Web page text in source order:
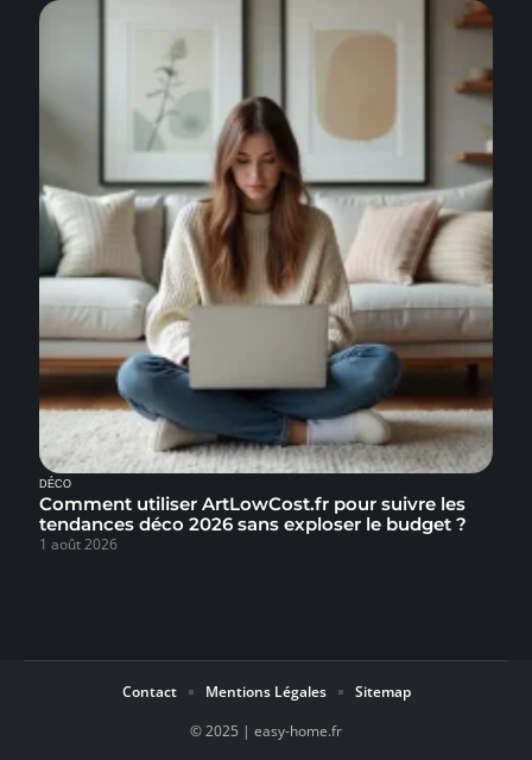
DÉCO
Comment utiliser ArtLowCost.fr pour suivre les
tendances déco 2026 sans exploser le budget ?
1 août 2026
© 2025 | easy-home.fr
Contact Mentions Légales Sitemap